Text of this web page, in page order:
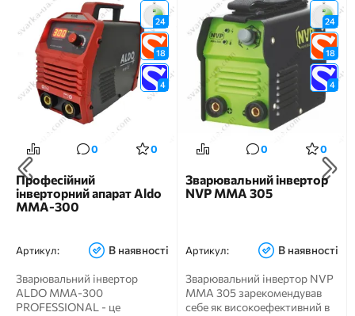
24
18
4
0 0
Професійний
інверторний апарат Aldo
MMA-300
Артикул: В наявності
Зварювальний інвертор
ALDO MMA-300
PROFESSIONAL - це
24
18
4
0 0
Зварювальний інвертор
NVP MMA 305
Артикул: В наявності
Зварювальний інвертор NVP
MMA 305 зарекомендував
себе як високоефективний в